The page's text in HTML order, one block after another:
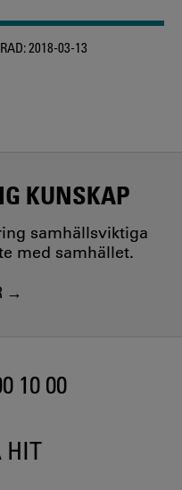
2018-03-13
KUNSKAP
samhällsviktiga
med samhället.
10 00
HIT